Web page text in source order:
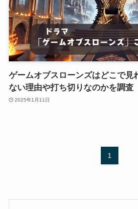
ゲームオブスローンズはどこで見
ない理由や打ち切りなのかを調査
2025年1月11日
1